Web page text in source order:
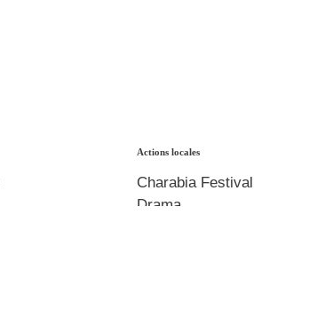
Actions locales
Charabia Festival
Drama